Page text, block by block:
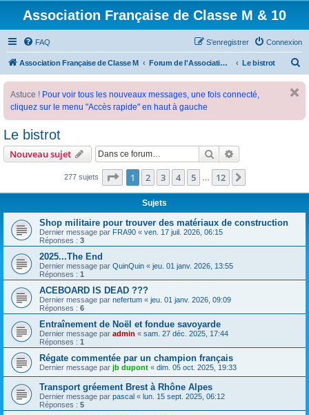
Association Française de Classe M & 10
FAQ Connexion
S’enregistrer
Association Française de Classe M Forum de l'Association Française de Classe M Le bistrot
e
r
Astuce ! Pour voir tous les nouveaux messages, une fois connecté,
cliquez sur le menu "Accès rapide" en haut à gauche
Le bistrot
Nouveau sujet Rechercher
277 sujets Page 1sur12
1 2 3 4 5 12
Sujets
Shop militaire pour trouver des matériaux de construction
Dernier message par FRA90 « ven. 17 juil. 2026, 06:15
Réponses : 3
2025...The End
Dernier message par QuinQuin « jeu. 01 janv. 2026, 13:55
Réponses : 1
ACEBOARD IS DEAD ???
Dernier message par nefertum « jeu. 01 janv. 2026, 09:09
Réponses : 6
Entraînement de Noël et fondue savoyarde
Dernier message par admin « sam. 27 déc. 2025, 17:44
Réponses : 1
Régate commentée par un champion français
Dernier message par jb dupont « dim. 05 oct. 2025, 19:33
Transport gréement Brest à Rhône Alpes
Dernier message par pascal « lun. 15 sept. 2025, 06:12
Réponses : 5